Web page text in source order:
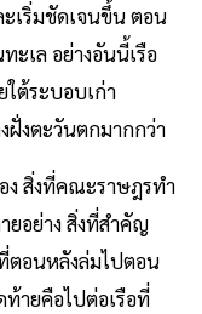
เริ่มชัดเจนขึ้น ตอน
เล อย่างอันนี้เรือ
ใต้ระบอบเก่า
ฝั่งตะวันตกมากกว่า
ง สิ่งที่คณะราษฎรทำ
ยอย่าง สิ่งที่สำคัญ
ตอนหลังล่มไปตอน
ายคือไปต่อเรือที่